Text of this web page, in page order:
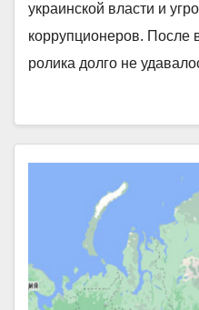
украинской власти и
коррупционеров. После
ролика долго не